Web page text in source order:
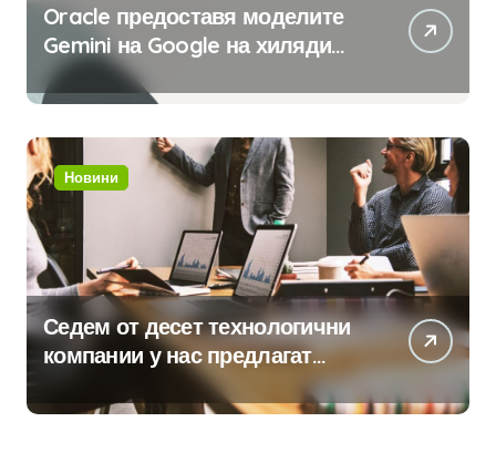
Oracle предоставя моделите
Gemini на Google на хиляди
клиенти на бизнес
приложения
Новини
Седем от десет технологични
компании у нас предлагат
хибридна работа